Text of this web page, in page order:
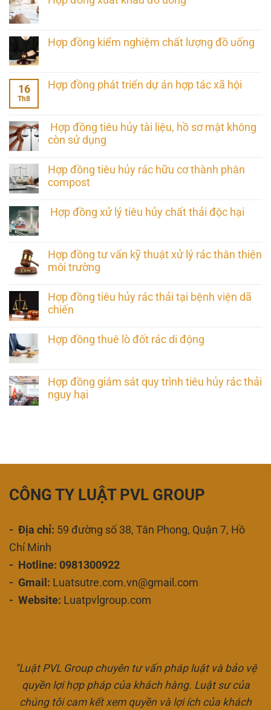
Hợp đồng kiểm nghiệm chất lượng đồ uống
16
Th8
Hợp đồng phát triển dự án hợp tác xã hội
Hợp đồng tiêu hủy tài liệu, hồ sơ mật không
còn sử dụng
Hợp đồng tiêu hủy rác hữu cơ thành phân
compost
Hợp đồng xử lý tiêu hủy chất thải độc hại
Hợp đồng tư vấn kỹ thuật xử lý rác thân thiện
môi trường
Hợp đồng tiêu hủy rác thải tại bệnh viện dã
chiến
Hợp đồng thuê lò đốt rác di động
Hợp đồng giám sát quy trình tiêu hủy rác thải
nguy hại
CÔNG TY LUẬT PVL GROUP
- Địa chỉ: 59 đường số 38, Tân Phong, Quận 7, Hồ
Chí Minh
- Hotline: 0981300922
- Gmail: Luatsutre.com.vn@gmail.com
- Website: Luatpvlgroup.com
"Luật PVL Group chuyên tư vấn pháp luật và bảo vệ
quyền lợi hợp pháp của khách hàng. Luật sư của
chúng tôi cam kết xem quyền và lợi ích của khách